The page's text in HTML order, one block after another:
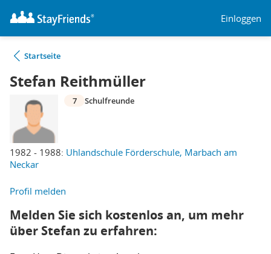
Einloggen
Startseite
Stefan Reithmüller
1982 - 1988: Uhlandschule Förderschule, Marbach am
Neckar
7 Schulfreunde
Profil melden
Melden Sie sich kostenlos an, um mehr
über Stefan zu erfahren: